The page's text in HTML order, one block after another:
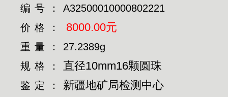
编号： A32500010000802221
价格：
8000.00元
重量： 27.2389g
规格： 直径10mm16颗圆珠
鉴定： 新疆地矿局检测中心